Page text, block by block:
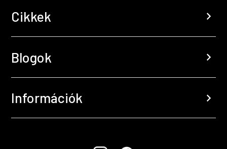
Cikkek chevron_right
Blogok chevron_right
Információk chevron_right